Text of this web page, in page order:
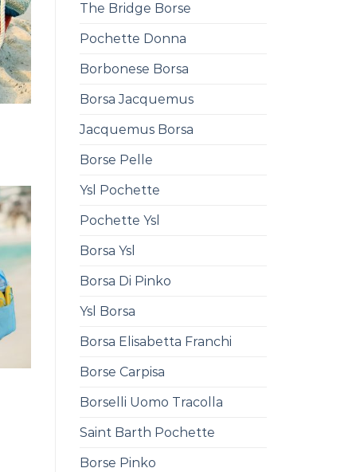
The Bridge Borse
Pochette Donna
Borbonese Borsa
Borsa Jacquemus
Jacquemus Borsa
Borse Pelle
Ysl Pochette
Pochette Ysl
Borsa Ysl
Borsa Di Pinko
Ysl Borsa
Borsa Elisabetta Franchi
Borse Carpisa
Borselli Uomo Tracolla
Saint Barth Pochette
Borse Pinko